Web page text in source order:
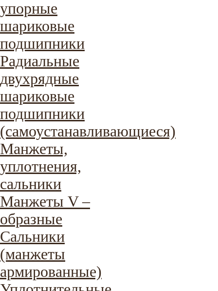
упорные
шариковые
подшипники
Радиальные
двухрядные
шариковые
подшипники
(самоустанавливающиеся)
Манжеты,
уплотнения,
сальники
Манжеты V –
образные
Сальники
(манжеты
армированные)